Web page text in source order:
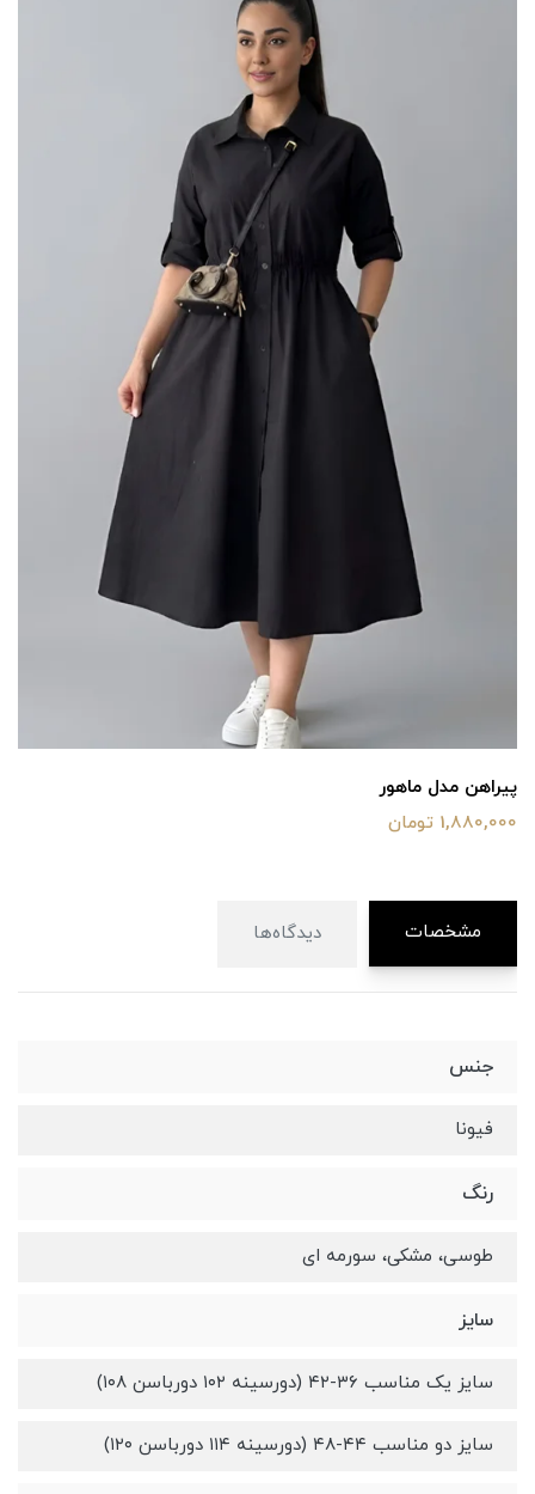
پیراهن مدل ماهور
1,880,000 تومان
مشخصات دیدگاه‌ها
جنس
فیونا
رنگ
طوسی، مشکی، سورمه ای
سایز
سایز یک مناسب ۳۶-۴۲ (دورسینه ۱۰۲ دورباسن ۱۰۸)
سایز دو مناسب ۴۴-۴۸ (دورسینه ۱۱۴ دورباسن ۱۲۰)